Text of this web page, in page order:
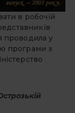
в робочій
проводила у
програми з